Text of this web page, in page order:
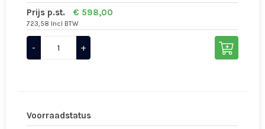
Prijs p.st.
€ 598,00
723,58 Incl BTW
- +
Voorraadstatus